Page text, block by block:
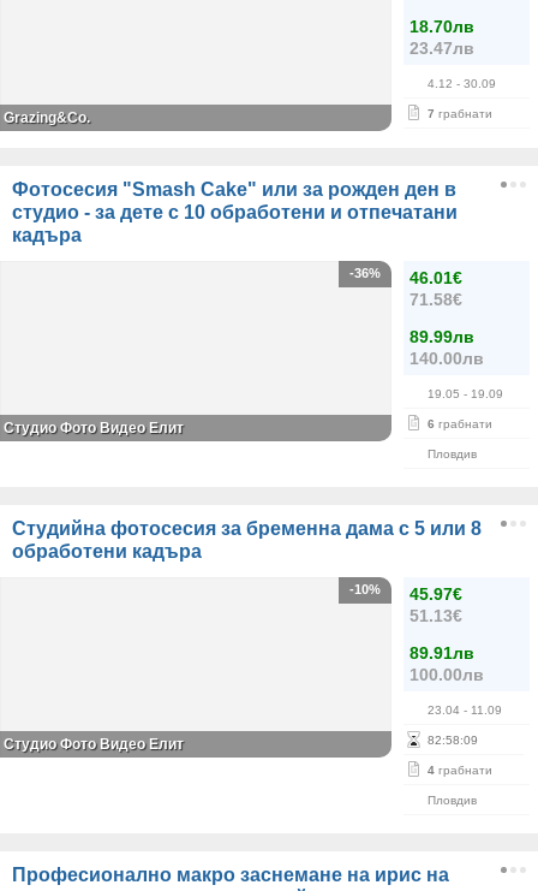
18.70лв
23.47лв
4.12 - 30.09
7 грабнати
Grazing&Co.
Фотосесия "Smash Cake" или за рожден ден в
студио - за дете с 10 обработени и отпечатани
кадъра
46.01€
71.58€
89.99лв
140.00лв
19.05 - 19.09
6 грабнати
Пловдив
-36%
Студио Фото Видео Елит
Студийна фотосесия за бременна дама с 5 или 8
обработени кадъра
45.97€
51.13€
89.91лв
100.00лв
23.04 - 11.09
82:58:09
4 грабнати
Пловдив
-10%
Студио Фото Видео Елит
Професионално макро заснемане на ирис на